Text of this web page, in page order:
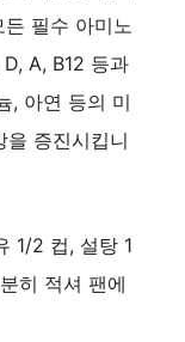
필수 아미노
A, B12 등과
, 아연 등의 미
을 증진시킵니
1/2 컵, 설탕 1
히 적셔 팬에